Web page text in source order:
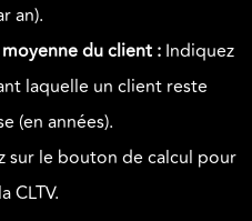
an).
du client : Indiquez
laquelle un client reste
(en années).
sur le bouton de calcul pour
CLTV.